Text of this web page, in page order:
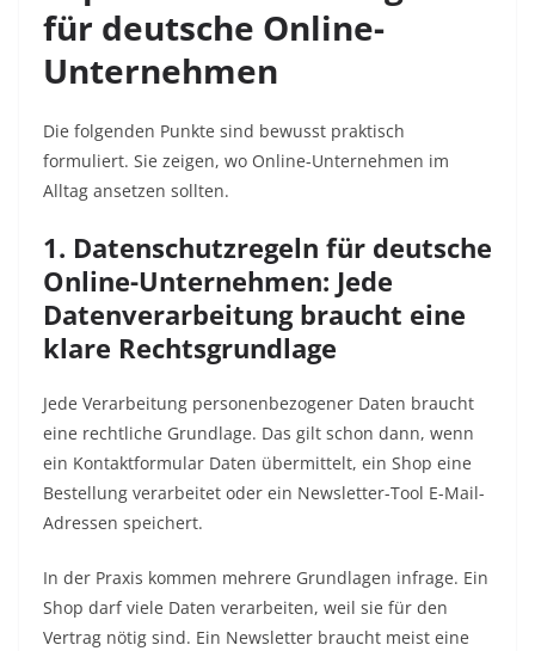
für deutsche Online-
Unternehmen
Die folgenden Punkte sind bewusst praktisch
formuliert. Sie zeigen, wo Online-Unternehmen im
Alltag ansetzen sollten.
1. Datenschutzregeln für deutsche
Online-Unternehmen: Jede
Datenverarbeitung braucht eine
klare Rechtsgrundlage
Jede Verarbeitung personenbezogener Daten braucht
eine rechtliche Grundlage. Das gilt schon dann, wenn
ein Kontaktformular Daten übermittelt, ein Shop eine
Bestellung verarbeitet oder ein Newsletter-Tool E-Mail-
Adressen speichert.
In der Praxis kommen mehrere Grundlagen infrage. Ein
Shop darf viele Daten verarbeiten, weil sie für den
Vertrag nötig sind. Ein Newsletter braucht meist eine